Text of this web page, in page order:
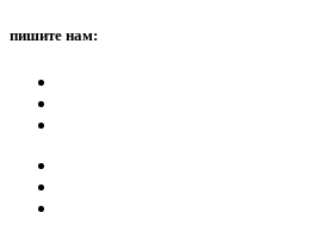
пишите нам: